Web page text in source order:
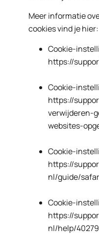
Meer informatie
cookies vind je hier:
Cookie-
https://
Cookie-
https://
verwijderen-
websites-
Cookie-
https://
nl/guide/
Cookie-
https://
nl/help/